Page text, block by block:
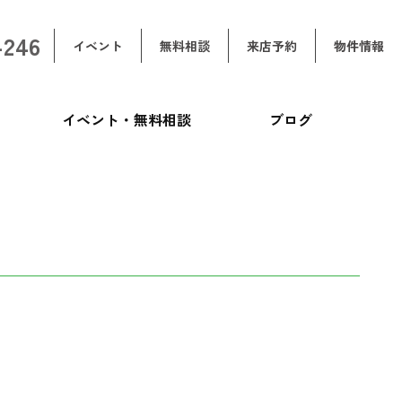
イベント 無料相談 来店予約 物件情報
イベント・無料相談 ブログ